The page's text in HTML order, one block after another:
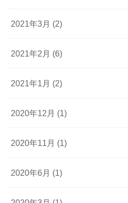
2021年3月 (2)
2021年2月 (6)
2021年1月 (2)
2020年12月 (1)
2020年11月 (1)
2020年6月 (1)